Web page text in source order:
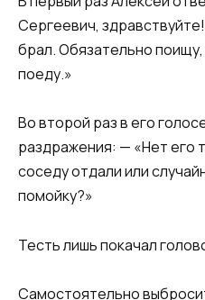
Сергеевич,
брал. Обязательно поищу,
поеду.»
Во второй раз в его
раздражения: — «Нет его
соседу отдали или
помойку?»
Тесть лишь покачал
Самостоятельно